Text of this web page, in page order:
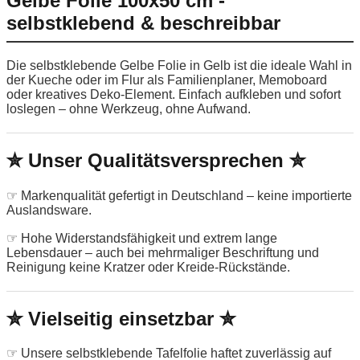
selbstklebend & beschreibbar
Die selbstklebende Gelbe Folie in Gelb ist die ideale Wahl in
der Kueche oder im Flur als Familienplaner, Memoboard
oder kreatives Deko-Element. Einfach aufkleben und sofort
loslegen – ohne Werkzeug, ohne Aufwand.
✮ Unser Qualitätsversprechen ✮
☞ Markenqualität gefertigt in Deutschland – keine importierte
Auslandsware.
☞ Hohe Widerstandsfähigkeit und extrem lange
Lebensdauer – auch bei mehrmaliger Beschriftung und
Reinigung keine Kratzer oder Kreide-Rückstände.
✮ Vielseitig einsetzbar ✮
☞ Unsere selbstklebende Tafelfolie haftet zuverlässig auf